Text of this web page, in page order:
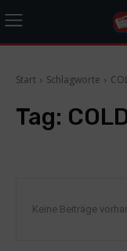
Start Schlagworte
Tag:
Keine Beiträge